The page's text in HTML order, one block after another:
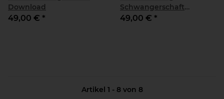
Download
49,00 € *
Schwangerschaft
Download
49,00 € *
Artikel 1 - 8 von 8